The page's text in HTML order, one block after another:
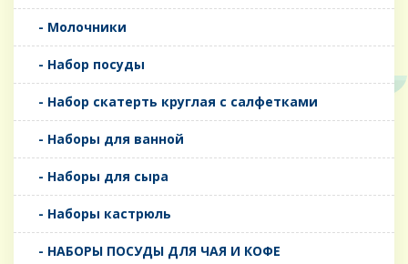
- Молочники
- Набор посуды
- Набор скатерть круглая с салфетками
- Наборы для ванной
- Наборы для сыра
- Наборы кастрюль
- НАБОРЫ ПОСУДЫ ДЛЯ ЧАЯ И КОФЕ